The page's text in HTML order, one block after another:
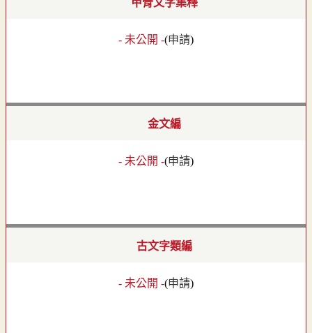
- 未公開 -(申請)
金文編
- 未公開 -(申請)
古文字類編
- 未公開 -(申請)